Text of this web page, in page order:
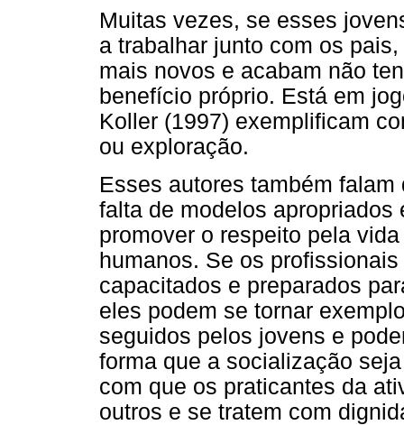
Muitas vezes, se esses
a trabalhar junto com os
mais novos e acabam não
benefício próprio. Está em
Koller (1997) exemplificam
ou exploração.
Esses autores também
falta de modelos
promover o respeito pela
humanos. Se os
capacitados e preparados
eles podem se tornar
seguidos pelos jovens e
forma que a socialização
com que os praticantes da
outros e se tratem com